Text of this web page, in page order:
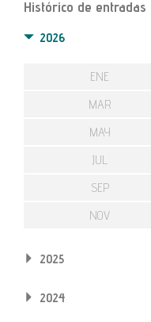
Histórico de entradas
2026
ENE
MAR
MAY
JUL
SEP
NOV
2025
2024